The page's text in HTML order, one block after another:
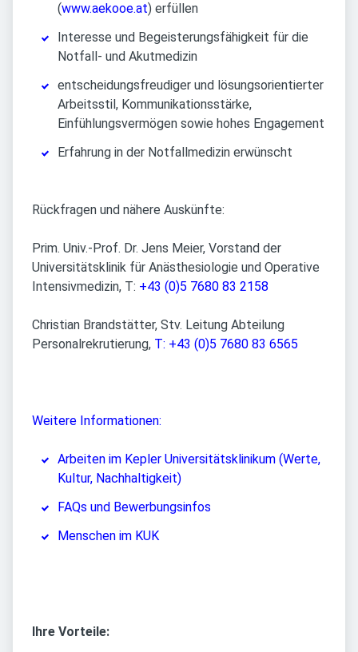
(www.aekooe.at) erfüllen
Interesse und Begeisterungsfähigkeit für die
Notfall- und Akutmedizin
entscheidungsfreudiger und lösungsorientierter
Arbeitsstil, Kommunikationsstärke,
Einfühlungsvermögen sowie hohes Engagement
Erfahrung in der Notfallmedizin erwünscht
Rückfragen und nähere Auskünfte:
Prim. Univ.-Prof. Dr. Jens Meier, Vorstand der
Universitätsklinik für Anästhesiologie und Operative
Intensivmedizin, T: +43 (0)5 7680 83 2158
Christian Brandstätter, Stv. Leitung Abteilung
Personalrekrutierung, T: +43 (0)5 7680 83 6565
Weitere Informationen:
Arbeiten im Kepler Universitätsklinikum (Werte,
Kultur, Nachhaltigkeit)
FAQs und Bewerbungsinfos
Menschen im KUK
Ihre Vorteile: